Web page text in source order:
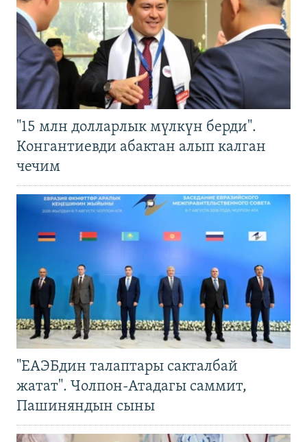
"15 млн долларлык мүлкүн берди".
Конгантиевди абактан алып калган
чечим
"ЕАЭБдин талаптары сакталбай
жатат". Чолпон-Атадагы саммит,
Пашиняндын сыны